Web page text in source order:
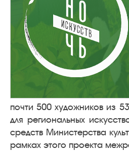
почти 500 художников из
для региональных
средств Министерства
рамках этого проекта